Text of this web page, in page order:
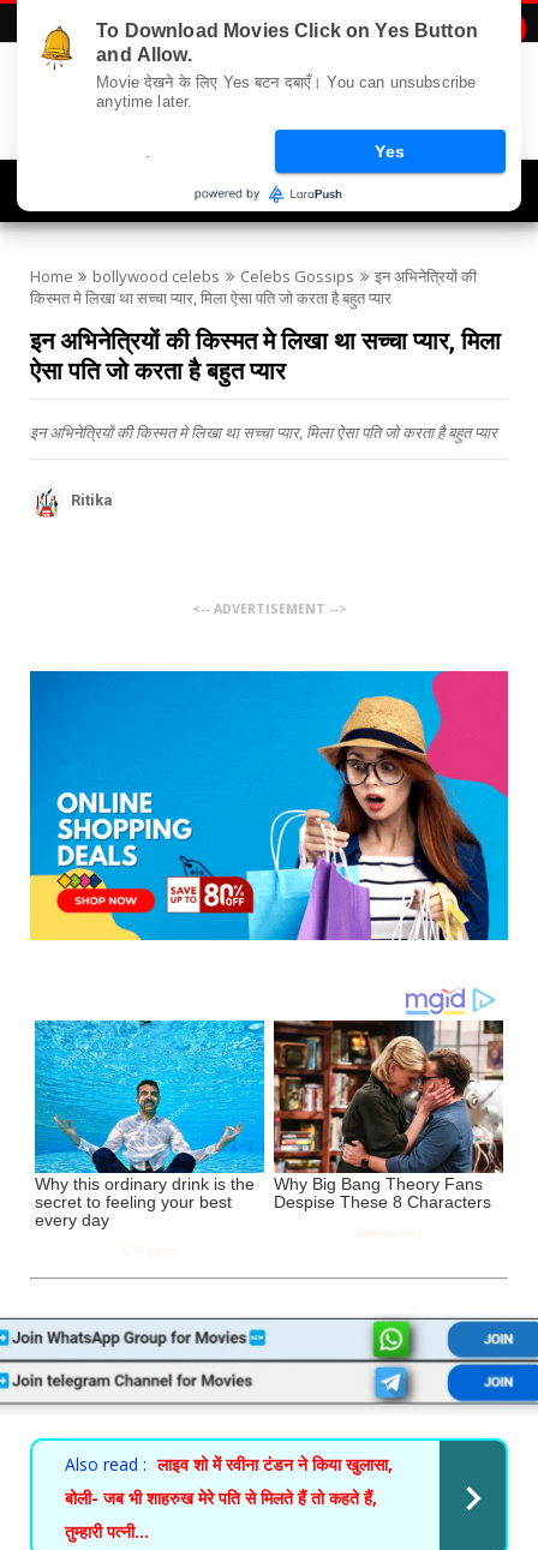
Home bollywood celebs Celebs Gossips
इन अभिनेत्रियों की
किस्मत मे लिखा था सच्चा प्यार, मिला ऐसा पति जो करता है बहुत प्यार
इन अभिनेत्रियों की किस्मत मे लिखा था सच्चा प्यार, मिला
ऐसा पति जो करता है बहुत प्यार
इन अभिनेत्रियों की किस्मत मे लिखा था सच्चा प्यार, मिला ऐसा पति जो करता है बहुत प्यार
Ritika
<-- ADVERTISEMENT -->
Also read : लाइव शो में रवीना टंडन ने किया खुलासा,
बोली- जब भी शाहरुख मेरे पति से मिलते हैं तो कहते हैं,
तुम्हारी पत्नी...
To Download Movies Click on Yes Button
and Allow.
Movie देखने के लिए Yes बटन दबाएँ। You can unsubscribe
anytime later.
Yes